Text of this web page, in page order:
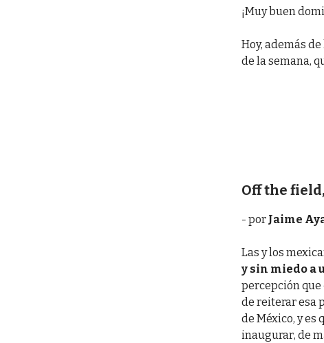
¡Muy buen
Hoy, además
de la semana,
Off the
- por Jaime
Las y los
y sin miedo a
percepción que
de reiterar esa
de México, y es
inaugurar, de